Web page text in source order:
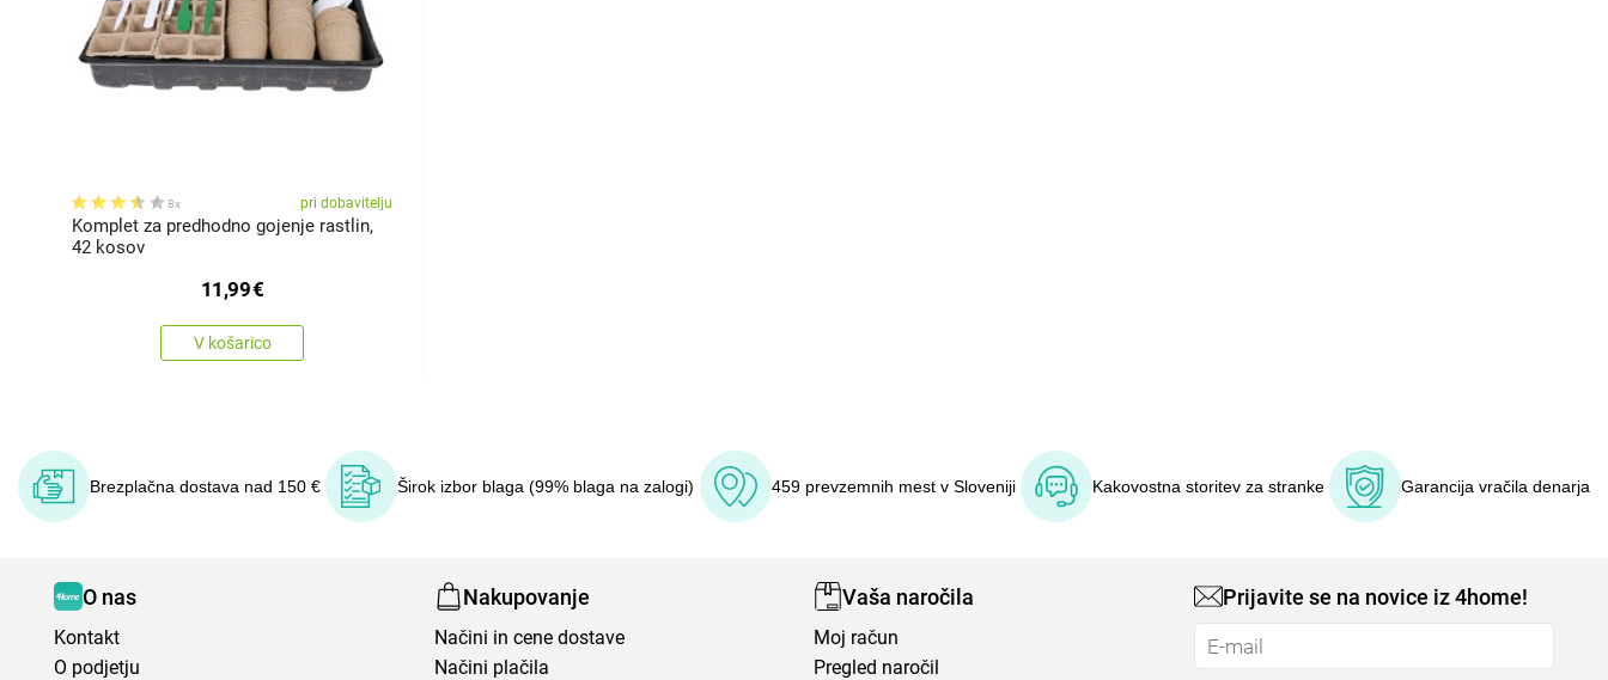
8x pri dobavitelju
Komplet za predhodno gojenje rastlin,
42 kosov
11,99€
V košarico
Brezplačna dostava nad 150 € Širok izbor blaga (99% blaga na zalogi) 459 prevzemnih mest v Sloveniji Kakovostna storitev za stranke Garancija vračila denarja
O nas
Kontakt
O podjetju
Nakupovanje
Načini in cene dostave
Načini plačila
Vaša naročila
Moj račun
Pregled naročil
Prijavite se na novice iz 4home!